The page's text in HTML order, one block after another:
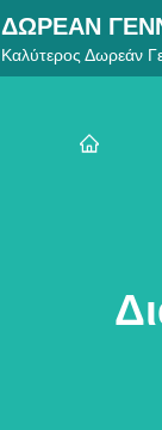
ΔΩΡΕΆΝ
Καλύτερος Δωρεάν